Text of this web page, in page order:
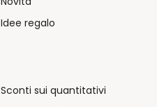
Idee regalo
Sconti sui quantitativi